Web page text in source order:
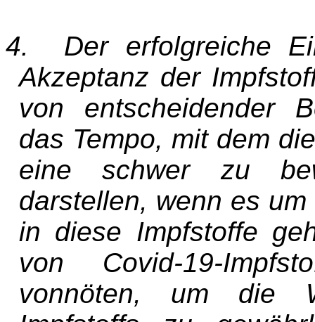
4. Der erfolgreiche
Akzeptanz der
von entscheidender
das Tempo, mit dem
eine schwer zu
darstellen, wenn es
in diese Impfstoffe
von Covid-19-
vonnöten, um die